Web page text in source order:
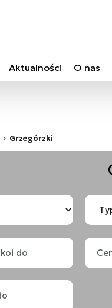
Aktualności O nas
Grzegórzki